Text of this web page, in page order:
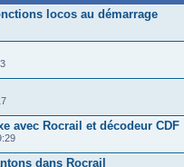
locos au démarrage
avec Rocrail et décodeur CDF
dans Rocrail